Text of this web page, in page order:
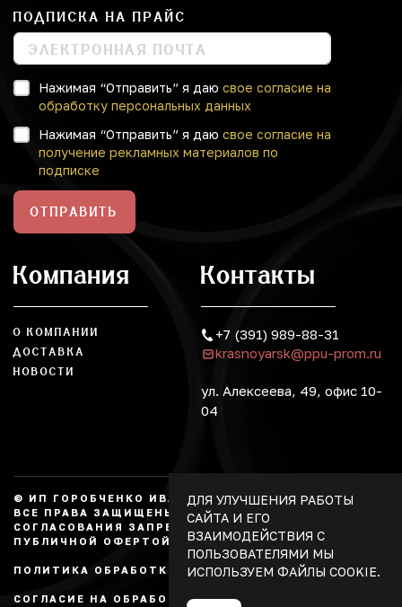
ПОДПИСКА НА ПРАЙС
Нажимая “Отправить” я даю свое согласие на
обработку персональных данных
Нажимая “Отправить” я даю свое согласие на
получение рекламных материалов по
подписке
ОТПРАВИТЬ
Компания
О КОМПАНИИ
ДОСТАВКА
НОВОСТИ
Контакты
+7 (391) 989-88-31
krasnoyarsk@ppu-prom.ru
ул. Алексеева, 49, офис 10-
04
© ИП ГОРОБЧЕНКО ИВАН АЛЕКСАНДРОВИЧ, 2026.
ВСЕ ПРАВА ЗАЩИЩЕНЫ, КОПИРОВАНИЕ БЕЗ
СОГЛАСОВАНИЯ ЗАПРЕЩЕНО. НЕ ЯВЛЯЕТСЯ
ПУБЛИЧНОЙ ОФЕРТОЙ.
ПОЛИТИКА ОБРАБОТКИ ПЕРСОНАЛЬНЫХ ДАННЫХ
СОГЛАСИЕ НА ОБРАБОТКУ ПЕРСОНАЛЬНЫХ ДАННЫХ
ДЛЯ УЛУЧШЕНИЯ РАБОТЫ
САЙТА И ЕГО
ВЗАИМОДЕЙСТВИЯ С
ПОЛЬЗОВАТЕЛЯМИ МЫ
ИСПОЛЬЗУЕМ ФАЙЛЫ COOKIE.